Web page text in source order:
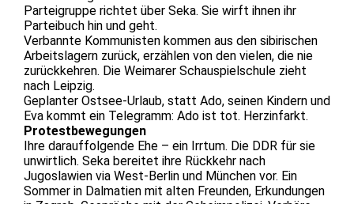
Parteigruppe richtet über Seka. Sie wirft ihnen ihr
Parteibuch hin und geht.
Verbannte Kommunisten kommen aus den sibirischen
Arbeitslagern zurück, erzählen von den vielen, die nie
zurückkehren. Die Weimarer Schauspielschule zieht
nach Leipzig.
Geplanter Ostsee-Urlaub, statt Ado, seinen Kindern und
Eva kommt ein Telegramm: Ado ist tot. Herzinfarkt.
Protestbewegungen
Ihre darauffolgende Ehe – ein Irrtum. Die DDR für sie
unwirtlich. Seka bereitet ihre Rückkehr nach
Jugoslawien via West-Berlin und München vor. Ein
Sommer in Dalmatien mit alten Freunden, Erkundungen